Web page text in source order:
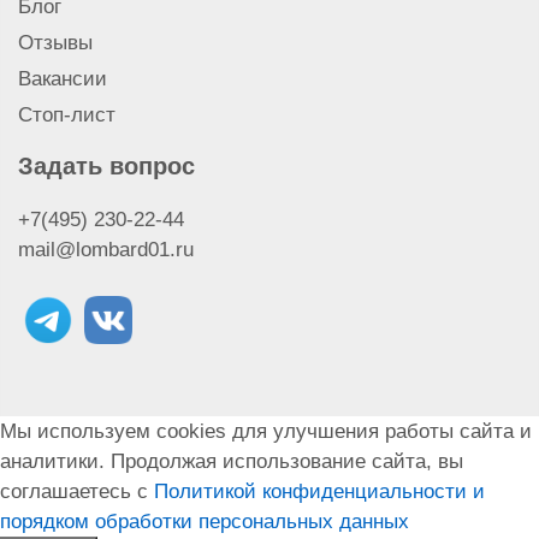
Задать вопрос
+7(495) 230-22-44
mail@lombard01.ru
Мы используем cookies для улучшения работы сайта и
аналитики. Продолжая использование сайта, вы
Политикой конфиденциальности и